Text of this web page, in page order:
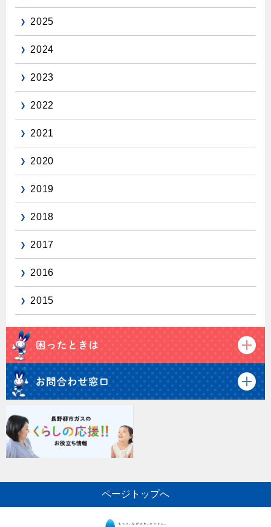
保安体制
保安体制について
ガス設備安全点検について
各種手続き
ガス使用開始のご案内
インターネット受付
2025
2024
2023
2022
2021
2020
2019
2018
2017
2016
2015
ページトップへ